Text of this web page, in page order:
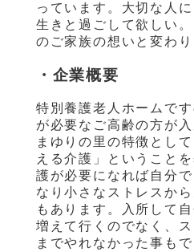
っています。大切な人
生きと過ごして欲しい
のご家族の想いと変わり
・企業概要
特別養護老人ホームで
が必要なご高齢の方が
まゆりの里の特徴とし
える介護」ということ
護が必要になれば自分
なり小さなストレスか
もあります。入所して
増えて行くのでなく、
までやれなかった事も